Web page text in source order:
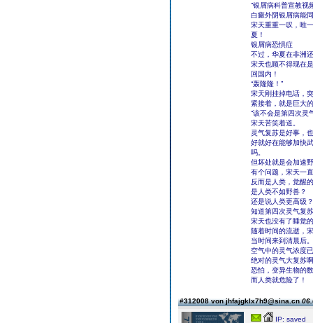
“银屑病科普宣教视
白癜外阴银屑病能
宋天重重一叹，唯
夏！
银屑病恐惧症
不过，华夏在非洲
宋天也顾不得现在
回国内！
“轰隆隆！”
宋天刚挂掉电话，
紧接着，就是巨大
“该不会是第四次灵
宋天苦笑着道。
灵气复苏是好事，
好就好在能够加快
吗。
但坏处就是会加速
有个问题，宋天一
反而是人类，觉醒
是人类不如野兽？
还是说人类更高级？
知道第四次灵气复
宋天也没有了睡觉
随着时间的流逝，
当时间来到清晨后。
空气中的灵气浓度
绝对的灵气大复苏
恐怕，变异生物的
而人类就危险了！
#312008 von jhfajgklx7h9@sina.cn
IP: saved